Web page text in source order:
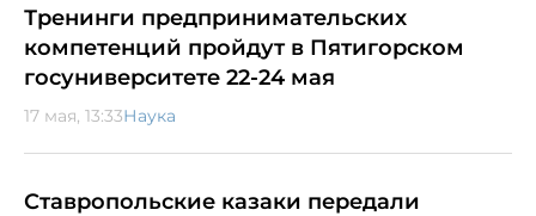
Тренинги предпринимательских
компетенций пройдут в Пятигорском
госуниверситете 22-24 мая
17 мая, 13:33Наука
Ставропольские казаки передали